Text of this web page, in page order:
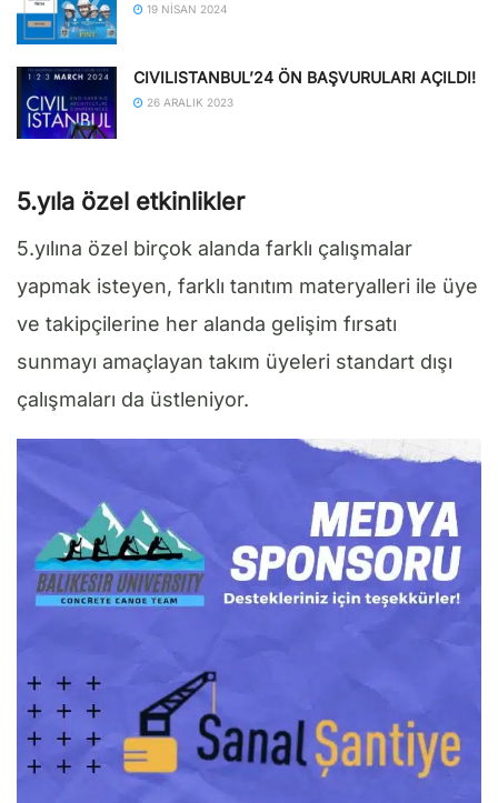
19 NISAN 2024
CIVILISTANBUL’24 ÖN BAŞVURULARI AÇILDI!
26 ARALIK 2023
5.yıla özel etkinlikler
5.yılına özel birçok alanda farklı çalışmalar
yapmak isteyen, farklı tanıtım materyalleri ile üye
ve takipçilerine her alanda gelişim fırsatı
sunmayı amaçlayan takım üyeleri standart dışı
çalışmaları da üstleniyor.